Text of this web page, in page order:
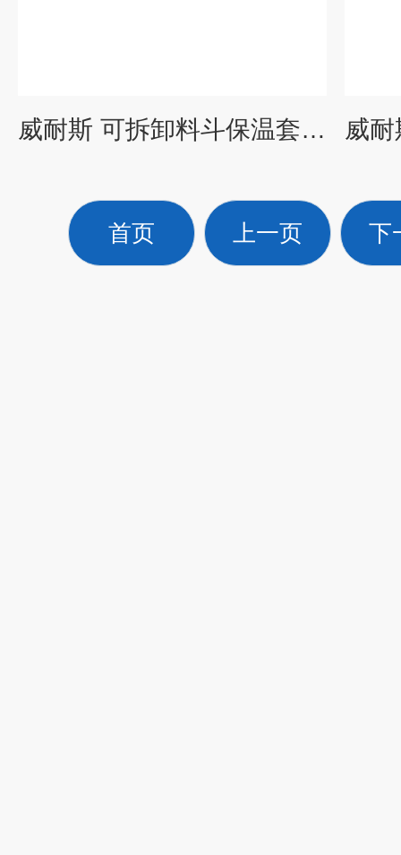
威耐斯 可拆卸料斗保温套 换热站管道保温衣 节能 高温使用
首页 上一页 下